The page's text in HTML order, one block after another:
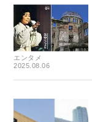
エンタメ
2025.08.06